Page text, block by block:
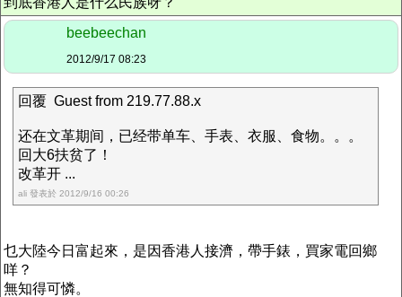
beebeechan
2012/9/17 08:23
回覆 Guest from 219.77.88.x
还在文革期间，已经带单车、手表、衣服、食物。。。
回大6扶贫了！
改革开 ...
ali 發表於 2012/9/16 00:26
乜大陸今日富起來，是因香港人接濟，帶手錶，買家電回鄉
咩？
無知得可憐。